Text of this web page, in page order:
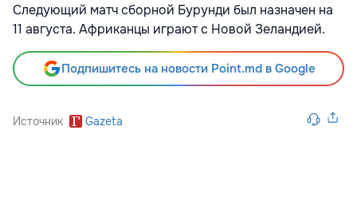
Следующий матч сборной Бурунди был назначен на
11 августа. Африканцы играют с Новой Зеландией.
Подпишитесь на новости Point.md в Google
Источник Gazeta